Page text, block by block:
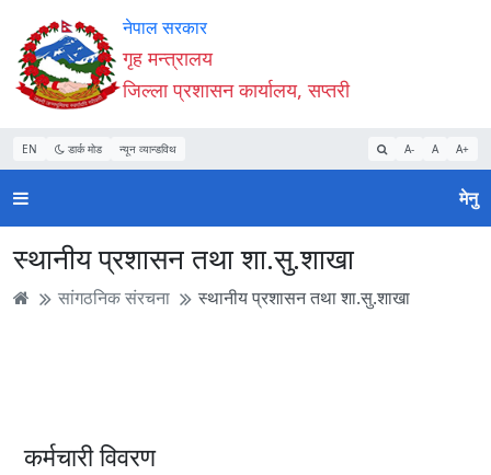
Accessibility
Mode
सुरु
गर्नुहोस्
सामाग्री
पढ्नुहाेस्
नेभिगेसन
पढ्नुहाेस्
वेबसाइट
खोजमा
जानुहोस्
नेपाल सरकार
गृह मन्त्रालय
जिल्ला प्रशासन कार्यालय, सप्तरी
EN डार्क मोड न्यून व्यान्डविथ A- A A+
मेनु
स्थानीय प्रशासन तथा शा.सु.शाखा
सांगठनिक संरचना स्थानीय प्रशासन तथा शा.सु.शाखा
कर्मचारी विवरण